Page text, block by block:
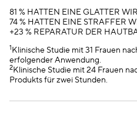
81 % HATTEN EINE GLATTER
74 % HATTEN EINE STRAFFER
+23 % REPARATUR DER
1Klinische Studie mit 31 Frauen
erfolgender Anwendung.
2Klinische Studie mit 24 Frauen
Produkts für zwei Stunden.